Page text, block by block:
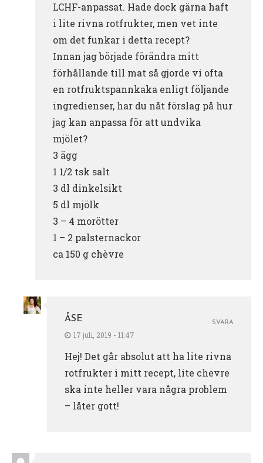
LCHF-anpassat. Hade dock gärna haft
i lite rivna rotfrukter, men vet inte
om det funkar i detta recept?
Innan jag började förändra mitt
förhållande till mat så gjorde vi ofta
en rotfruktspannkaka enligt följande
ingredienser, har du nåt förslag på hur
jag kan anpassa för att undvika
mjölet?
3 ägg
1 1/2 tsk salt
3 dl dinkelsikt
5 dl mjölk
3 – 4 morötter
1 – 2 palsternackor
ca 150 g chèvre
ÅSE
17 juli, 2019 - 11:47
Hej! Det går absolut att ha lite rivna
rotfrukter i mitt recept, lite chevre
ska inte heller vara några problem
– låter gott!
SVARA